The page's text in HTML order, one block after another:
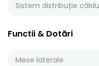
Sistem distribuție
Functii & Dotări
Mese laterale